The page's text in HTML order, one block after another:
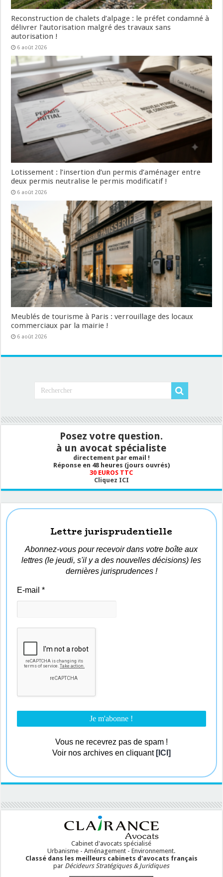
Reconstruction de chalets d’alpage : le préfet condamné à
délivrer l’autorisation malgré des travaux sans
autorisation !
6 août 2026
Lotissement : l’insertion d’un permis d’aménager entre
deux permis neutralise le permis modificatif !
6 août 2026
Meublés de tourisme à Paris : verrouillage des locaux
commerciaux par la mairie !
6 août 2026
Posez votre question.
à un avocat spécialiste
directement par email !
Réponse en 48 heures (jours ouvrés)
30 EUROS TTC
Cliquez ICI
Lettre jurisprudentielle
Abonnez-vous pour recevoir dans votre boîte aux
lettres (le jeudi, s'il y a des nouvelles décisions) les
dernières jurisprudences !
E-mail*
Vous ne recevrez pas de spam !
Voir nos archives en cliquant [ICI]
Cabinet d'avocats spécialisé
Urbanisme - Aménagement - Environnement.
Classé dans les meilleurs cabinets d'avocats français
par Décideurs Stratégiques & Juridiques